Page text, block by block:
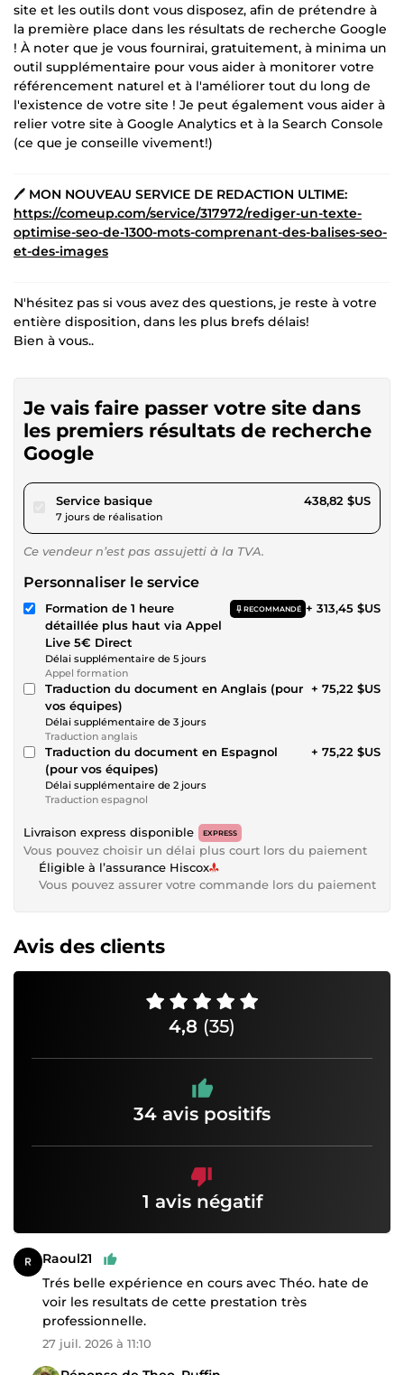
site et les outils dont vous disposez, afin de prétendre à
la première place dans les résultats de recherche Google
! À noter que je vous fournirai, gratuitement, à minima un
outil supplémentaire pour vous aider à monitorer votre
référencement naturel et à l'améliorer tout du long de
l'existence de votre site ! Je peut également vous aider à
relier votre site à Google Analytics et à la Search Console
(ce que je conseille vivement!)
🖊 MON NOUVEAU SERVICE DE REDACTION ULTIME:
https://comeup.com/service/317972/rediger-un-texte-
optimise-seo-de-1300-mots-comprenant-des-balises-seo-
et-des-images
N'hésitez pas si vous avez des questions, je reste à votre
entière disposition, dans les plus brefs délais!
Bien à vous..
Je vais faire passer votre site dans
les premiers résultats de recherche
Google
Service basiquepour 404,44 $US
7 jours de réalisation
438,82 $US
Ce vendeur n’est pas assujetti à la TVA.
Personnaliser le service
Formation de 1 heure
détaillée plus haut via Appel
Live 5€ Direct
RECOMMANDÉ
Délai supplémentaire de 5 jours
Appel formation
+ 313,45 $US
Traduction du document en Anglais (pour
vos équipes)
Délai supplémentaire de 3 jours
Traduction anglais
+ 75,22 $US
Traduction du document en Espagnol
(pour vos équipes)
Délai supplémentaire de 2 jours
Traduction espagnol
+ 75,22 $US
Livraison express disponible EXPRESS
Vous pouvez choisir un délai plus court lors du paiement
Éligible à l’assurance Hiscox
Vous pouvez assurer votre commande lors du paiement
Avis des clients
4,8 (35)
34 avis positifs
1 avis négatif
Raoul21
Trés belle expérience en cours avec Théo. hate de
voir les resultats de cette prestation très
professionnelle.
27 juil. 2026 à 11:10